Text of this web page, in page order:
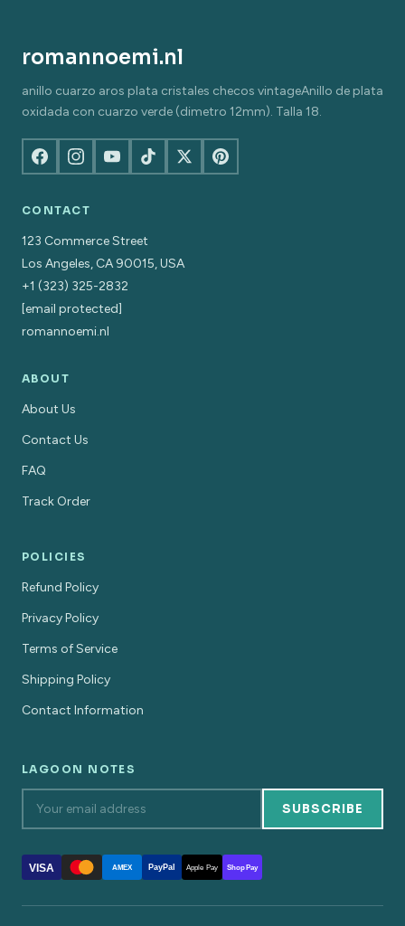
romannoemi.nl
anillo cuarzo aros plata cristales checos vintageAnillo de plata
oxidada con cuarzo verde (dimetro 12mm). Talla 18.
CONTACT
123 Commerce Street
Los Angeles, CA 90015, USA
+1 (323) 325-2832
[email protected]
romannoemi.nl
ABOUT
About Us
Contact Us
FAQ
Track Order
POLICIES
Refund Policy
Privacy Policy
Terms of Service
Shipping Policy
Contact Information
LAGOON NOTES
SUBSCRIBE
VISA AMEX PayPal Apple Pay Shop Pay